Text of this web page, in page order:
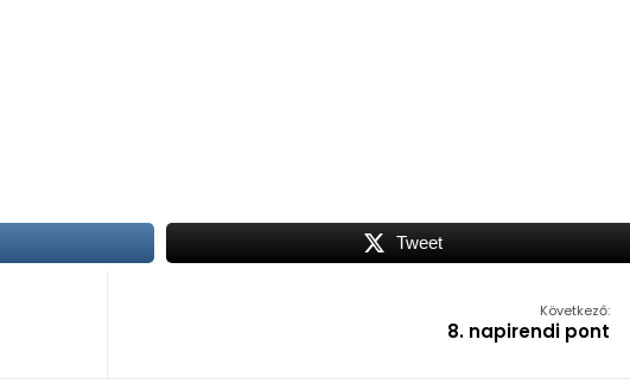
Tweet
Következő:
8. napirendi pont